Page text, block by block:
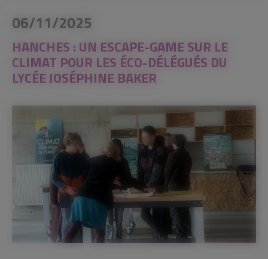
06/11/2025
HANCHES : UN ESCAPE-GAME SUR LE
CLIMAT POUR LES ÉCO-DÉLÉGUÉS DU
LYCÉE JOSÉPHINE BAKER